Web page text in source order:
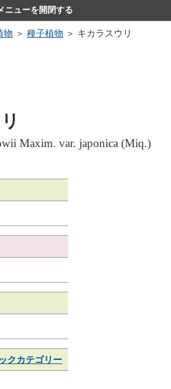
ニューを開閉する
物 ＞ 種子植物 ＞ キカラスウリ
Maxim. var. japonica (Miq.)
クカテゴリー